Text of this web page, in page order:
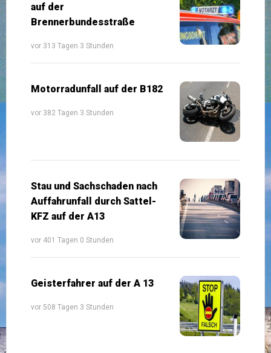
auf der
Brennerbundesstraße
vor 313 Tagen 3 Stunden
Motorradunfall auf der B182
vor 382 Tagen 3 Stunden
Stau und Sachschaden nach
Auffahrunfall durch Sattel-
KFZ auf der A13
vor 401 Tagen 0 Stunden
Geisterfahrer auf der A 13
vor 508 Tagen 3 Stunden